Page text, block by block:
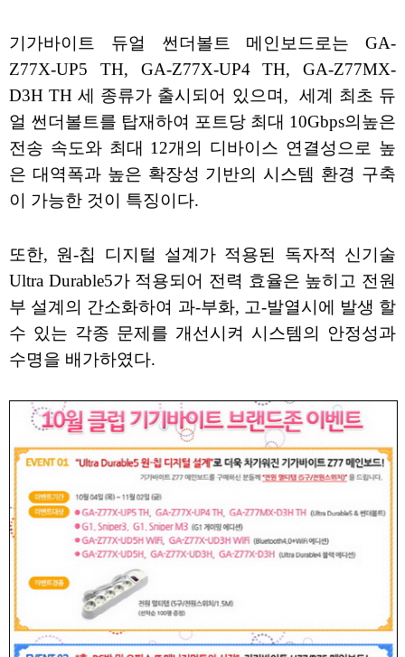
기가바이트 듀얼 썬더볼트 메인보드로는 GA-
Z77X-UP5 TH, GA-Z77X-UP4 TH, GA-Z77MX-
D3H TH 세 종류가 출시되어 있으며, 세계 최초 듀
얼 썬더볼트를 탑재하여 포트당 최대 10Gbps의높은
전송 속도와 최대 12개의 디바이스 연결성으로 높
은 대역폭과 높은 확장성 기반의 시스템 환경 구축
이 가능한 것이 특징이다.
또한, 원-칩 디지털 설계가 적용된 독자적 신기술
Ultra Durable5가 적용되어 전력 효율은 높히고 전원
부 설계의 간소화하여 과-부화, 고-발열시에 발생 할
수 있는 각종 문제를 개선시켜 시스템의 안정성과
수명을 배가하였다.